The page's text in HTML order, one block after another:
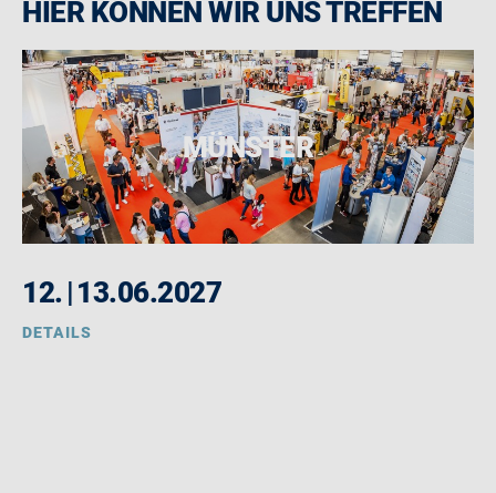
HIER KÖNNEN WIR UNS TREFFEN
MÜNSTER
12. | 13.06.2027
DETAILS